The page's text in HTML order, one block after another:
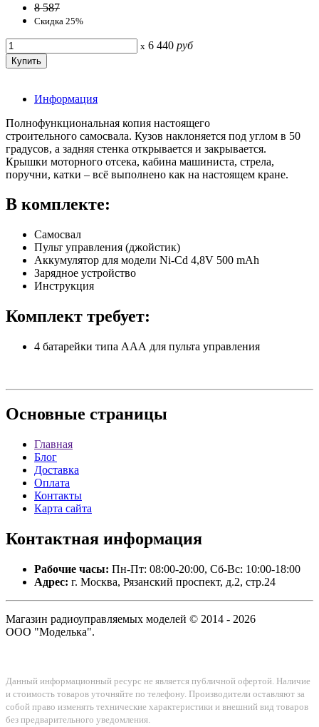
8 587
Скидка 25%
x 6 440 руб
Информация
Полнофункциональная копия настоящего
строительного самосвала. Кузов наклоняется под углом в 50
градусов, а задняя стенка открывается и закрывается.
Крышки моторного отсека, кабина машиниста, стрела,
поручни, катки – всё выполнено как на настоящем кране.
В комплекте:
Самосвал
Пульт управления (джойстик)
Аккумулятор для модели Ni-Cd 4,8V 500 mAh
Зарядное устройство
Инструкция
Комплект требует:
4 батарейки типа ААА для пульта управления
Основные страницы
Главная
Блог
Доставка
Оплата
Контакты
Карта сайта
Контактная информация
Рабочие часы: Пн-Пт: 08:00-20:00, Сб-Вс: 10:00-18:00
Адрес: г. Москва, Рязанский проспект, д.2, стр.24
Магазин радиоуправляемых моделей © 2014 - 2026
ООО "Моделька".
Данный информационный ресурс не является публичной офертой. Наличие
и стоимость товаров уточняйте по телефону. Производители оставляют за
собой право изменять технические характеристики и внешний вид товаров
без предварительного уведомления.